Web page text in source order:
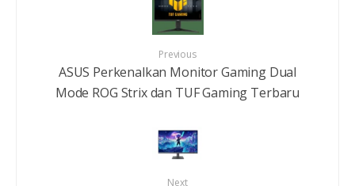
Previous
ASUS Perkenalkan Monitor Gaming Dual
Mode ROG Strix dan TUF Gaming Terbaru
Next